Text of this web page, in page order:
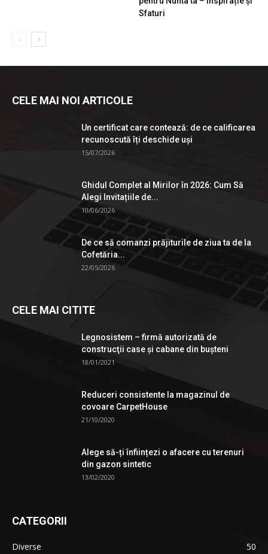
Sfaturi
CELE MAI NOI ARTICOLE
Un certificat care contează: de ce calificarea
recunoscută îți deschide uși
15/07/2026
Ghidul Complet al Mirilor în 2026: Cum Să
Alegi Invitațiile de...
10/06/2026
De ce să comanzi prăjiturile de ziua ta de la
Cofetăria...
22/05/2026
CELE MAI CITITE
Legnosistem – firmă autorizată de
construcţii case și cabane din bușteni
18/01/2021
Reduceri consistente la magazinul de
covoare CarpetHouse
21/10/2020
Alege să-ți înființezi o afacere cu terenuri
din gazon sintetic
13/02/2020
CATEGORII
Diverse
50